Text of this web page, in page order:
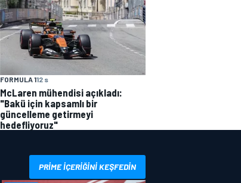
FORMULA 112 s
McLaren mühendisi açıkladı:
"Bakü için kapsamlı bir
güncelleme getirmeyi
hedefliyoruz"
PRIME IÇERIĞINI KEŞFEDIN